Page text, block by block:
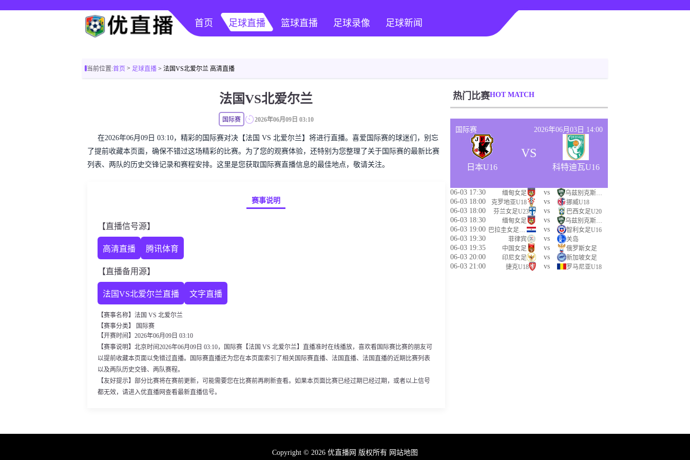
首页 足球直播 篮球直播 足球录像 足球新闻
当前位置:首页 > 足球直播 > 法国VS北爱尔兰 高清直播
法国VS北爱尔兰
国际赛 2026年06月09日 03:10
在2026年06月09日 03:10，精彩的国际赛对决【法国 VS 北爱尔兰】将进行直播。喜爱国际赛的球迷们，别忘
了提前收藏本页面，确保不错过这场精彩的比赛。为了您的观赛体验，还特别为您整理了关于国际赛的最新比赛
列表、两队的历史交锋记录和赛程安排。这里是您获取国际赛直播信息的最佳地点，敬请关注。
赛事说明
【直播信号源】
高清直播 腾讯体育
【直播备用源】
法国VS北爱尔兰直播 文字直播
【赛事名称】法国 VS 北爱尔兰
【赛事分类】 国际赛
【开赛时间】2026年06月09日 03:10
【赛事说明】北京时间2026年06月09日 03:10，国际赛【法国 VS 北爱尔兰】直播准时在线播放，喜欢看国际赛比赛的朋友可
以提前收藏本页面以免错过直播。国际赛直播还为您在本页面索引了相关国际赛直播、法国直播、法国直播的近期比赛列表
以及两队历史交锋、两队赛程。
【友好提示】部分比赛将在赛前更新，可能需要您在比赛前再刷新查看。如果本页面比赛已经过期已经过期，或者以上信号
都无效，请进入优直播网查看最新直播信号。
热门比赛HOT MATCH
国际赛 2026年06月03日 14:00
日本U16
VS
科特迪瓦U16
06-03 17:30 缅甸女足 vs 乌兹别克斯坦女足
06-03 18:00 克罗地亚U18 vs 挪威U18
06-03 18:00 芬兰女足U23 vs 巴西女足U20
06-03 18:30 缅甸女足 vs 乌兹别克斯坦女足
06-03 19:00 巴拉圭女足U16 vs 智利女足U16
06-03 19:30 菲律宾 vs 关岛
06-03 19:35 中国女足 vs 俄罗斯女足
06-03 20:00 印尼女足 vs 新加坡女足
06-03 21:00 捷克U18 vs 罗马尼亚U18
Copyright © 2026 优直播网 版权所有 网站地图